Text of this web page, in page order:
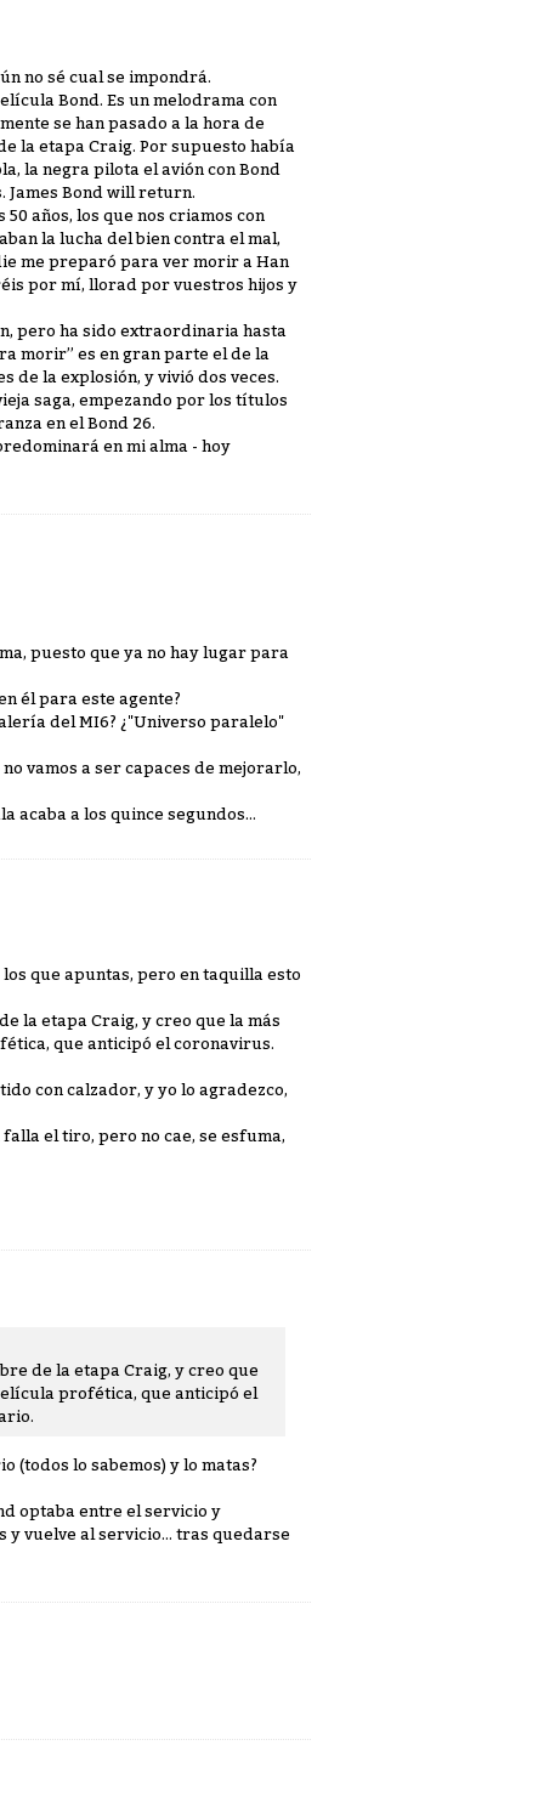
no sé cual se impondrá.
Bond. Es un melodrama con
se han pasado a la hora de
la etapa Craig. Por supuesto había
la negra pilota el avión con Bond
James Bond will return.
años, los que nos criamos con
la lucha del bien contra el mal,
me preparó para ver morir a Han
por mí, llorad por vuestros hijos y
pero ha sido extraordinaria hasta
morir” es en gran parte el de la
de la explosión, y vivió dos veces.
saga, empezando por los títulos
en el Bond 26.
en mi alma - hoy
puesto que ya no hay lugar para
él para este agente?
del MI6? ¿"Universo paralelo"
vamos a ser capaces de mejorarlo,
acaba a los quince segundos...
que apuntas, pero en taquilla esto
la etapa Craig, y creo que la más
que anticipó el coronavirus.
con calzador, y yo lo agradezco,
el tiro, pero no cae, se esfuma,
de la etapa Craig, y creo que
profética, que anticipó el
(todos lo sabemos) y lo matas?
optaba entre el servicio y
y vuelve al servicio... tras quedarse